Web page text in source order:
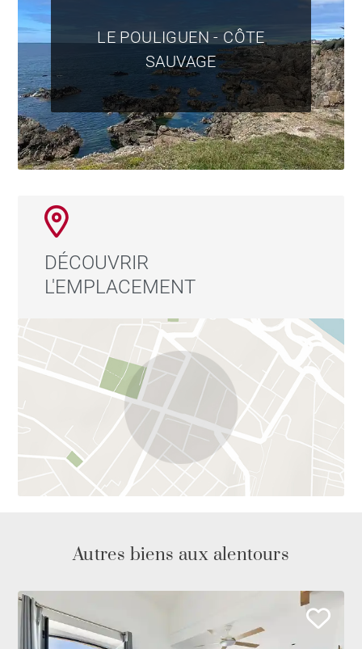
LE POULIGUEN - CÔTE
SAUVAGE
DÉCOUVRIR
L'EMPLACEMENT
Autres biens aux alentours